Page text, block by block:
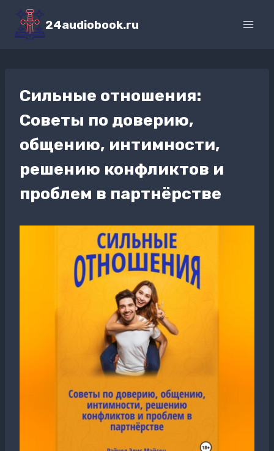
Перейти
содержимому
24audiobook.ru
Сильные отношения:
Советы по доверию,
общению, интимности,
решению конфликтов и
проблем в партнёрстве